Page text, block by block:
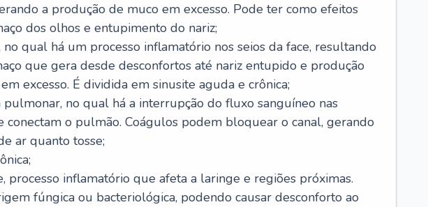
a produção de muco em excesso. Pode ter como efeitos
dos olhos e entupimento do nariz;
no qual há um processo inflamatório nos seios da face, resultando
que gera desde desconfortos até nariz entupido e produção
excesso. É dividida em sinusite aguda e crônica;
pulmonar, no qual há a interrupção do fluxo sanguíneo nas
conectam o pulmão. Coágulos podem bloquear o canal, gerando
ar quanto tosse;
processo inflamatório que afeta a laringe e regiões próximas.
fúngica ou bacteriológica, podendo causar desconforto ao